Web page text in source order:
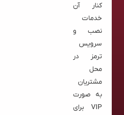
کنار آن
خدمات
نصب و
سرویس
ترمز در
محل
مشتریان
به صورت
VIP برای